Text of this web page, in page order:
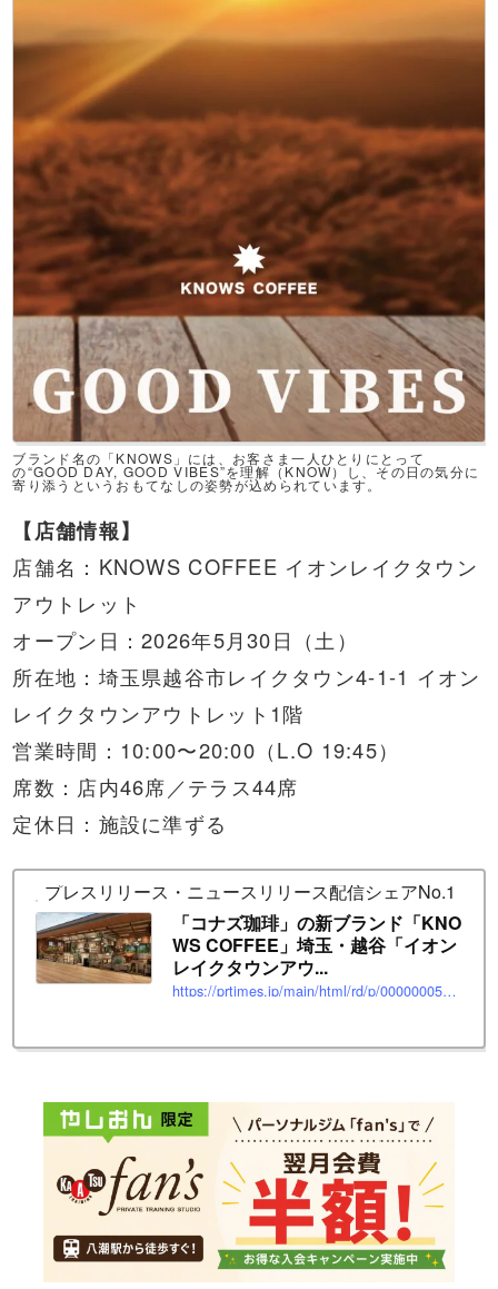
ブランド名の「KNOWS」には、お客さま一人ひとりにとって
の“GOOD DAY, GOOD VIBES”を理解（KNOW）し、その日の気分に
寄り添うというおもてなしの姿勢が込められています。
【店舗情報】
店舗名：KNOWS COFFEE イオンレイクタウン
アウトレット
オープン日：2026年5月30日（土）
所在地：埼玉県越谷市レイクタウン4-1-1 イオン
レイクタウンアウトレット1階
営業時間：10:00〜20:00（L.O 19:45）
席数：店内46席／テラス44席
定休日：施設に準ずる
プレスリリース・ニュースリリース配信シェアNo.1｜
「コナズ珈琲」の新ブランド「KNO
WS COFFEE」埼玉・越谷「イオン
レイクタウンアウ...
https://prtimes.jp/main/html/rd/p/000000051.000123082.html